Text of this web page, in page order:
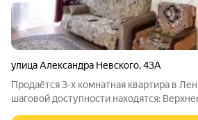
улица Александра Невского,43А
Продаётся 3-х комнатная квартира в
шаговой доступности находятся: